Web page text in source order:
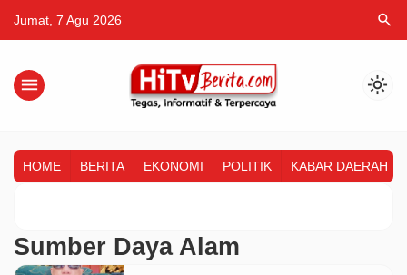
Jumat, 7 Agu 2026 search
menu light_mode
HOME BERITA EKONOMI POLITIK KABAR DAERAH
Sumber Daya Alam